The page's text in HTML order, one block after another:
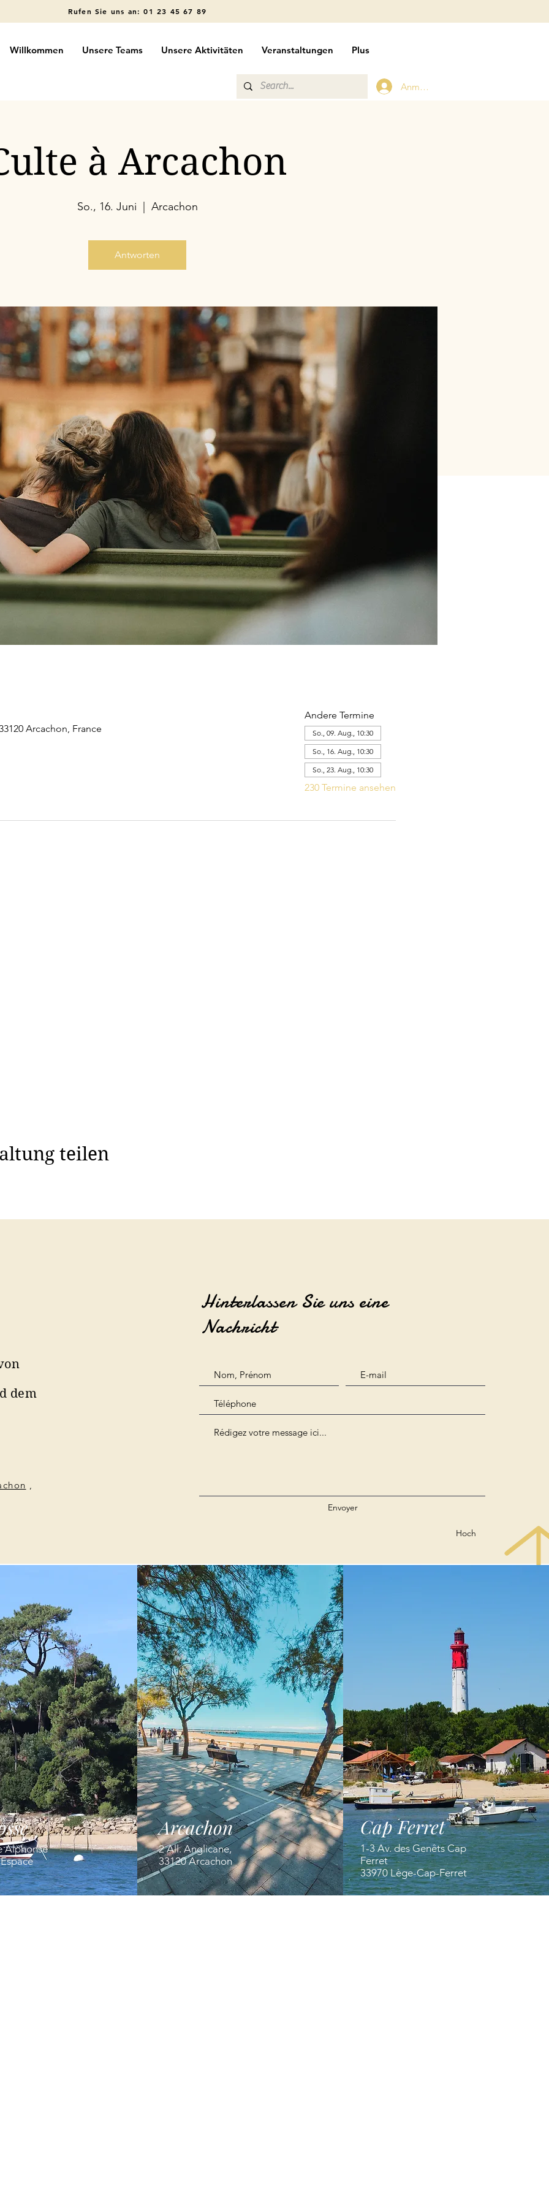
Rufen Sie uns an: 01 23 45 67 89
Willkommen Unsere Teams Unsere Aktivitäten Veranstaltungen Plus
Anmelden
à Arcachon
So., 16. Juni Arcachon
Antworten
Arcachon, France
Andere Termine
So., 09. Aug., 10:30
So., 16. Aug., 10:30
So., 23. Aug., 10:30
230 Termine ansehen
teilen
dem
,
Hinterlassen Sie uns eine
Nachricht
Envoyer
Hoch
Alphonse
Arcachon
2 All. Anglicane,
33120 Arcachon
Cap Ferret
1-3 Av. des Genêts Cap
Ferret
33970 Lège-Cap-Ferret